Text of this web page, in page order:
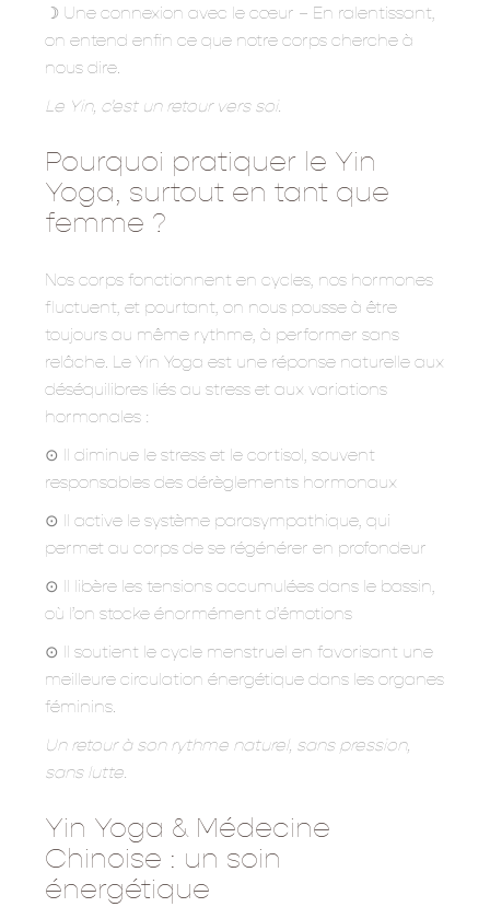
☽ Une connexion avec le cœur – En ralentissant,
on entend enfin ce que notre corps cherche à
nous dire.
Le Yin, c’est un retour vers soi.
Pourquoi pratiquer le Yin
Yoga, surtout en tant que
femme ?
Nos corps fonctionnent en cycles, nos hormones
fluctuent, et pourtant, on nous pousse à être
toujours au même rythme, à performer sans
relâche. Le Yin Yoga est une réponse naturelle aux
déséquilibres liés au stress et aux variations
hormonales :
⊙ Il diminue le stress et le cortisol, souvent
responsables des dérèglements hormonaux
⊙ Il active le système parasympathique, qui
permet au corps de se régénérer en profondeur
⊙ Il libère les tensions accumulées dans le bassin,
où l’on stocke énormément d’émotions
⊙ Il soutient le cycle menstruel en favorisant une
meilleure circulation énergétique dans les organes
féminins.
Un retour à son rythme naturel, sans pression,
sans lutte.
Yin Yoga & Médecine
Chinoise : un soin
énergétique